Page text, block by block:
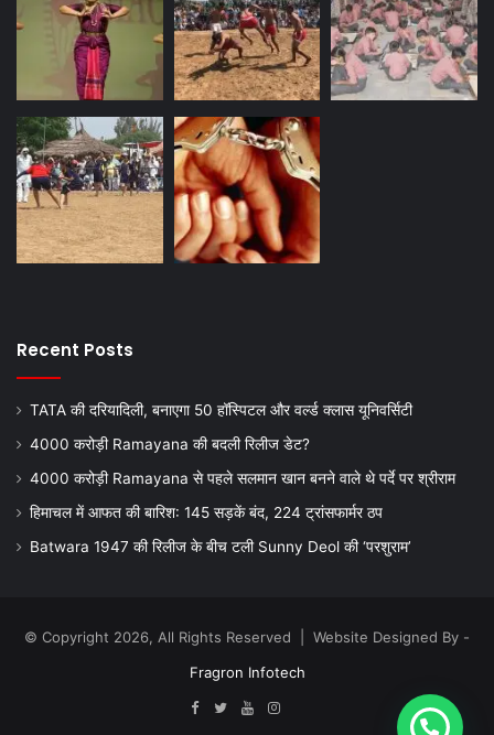
Recent Posts
TATA की दरियादिली, बनाएगा 50 हॉस्पिटल और वर्ल्ड क्लास यूनिवर्सिटी
4000 करोड़ी Ramayana की बदली रिलीज डेट?
4000 करोड़ी Ramayana से पहले सलमान खान बनने वाले थे पर्दे पर श्रीराम
हिमाचल में आफत की बारिश: 145 सड़कें बंद, 224 ट्रांसफार्मर ठप
Batwara 1947 की रिलीज के बीच टली Sunny Deol की ‘परशुराम’
© Copyright 2026, All Rights Reserved | Website Designed By -
Fragron Infotech